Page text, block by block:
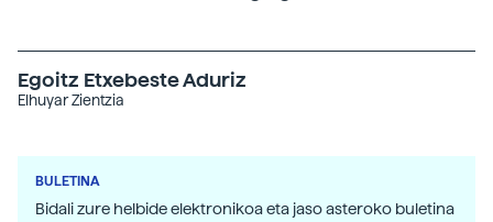
Egoitz Etxebeste Aduriz
Elhuyar Zientzia
BULETINA
Bidali zure helbide elektronikoa eta jaso asteroko buletina